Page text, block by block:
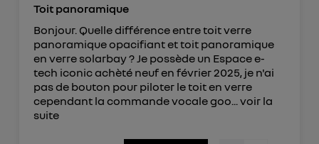
Toit panoramique
Bonjour. Quelle différence entre toit verre
panoramique opacifiant et toit panoramique
en verre solarbay ? Je possède un Espace e-
tech iconic achèté neuf en février 2025, je n'ai
pas de bouton pour piloter le toit en verre
cependant la commande vocale goo... voir la
suite
Vous pouvez à tout moment retirer ce
consentement surle portail d’Utiq("
") ou via la page « gérer Utiq » en bas de ce site.
Pour plus d'informations, veuillez consulterla
Politique d'information sur les données
personnelles d'Utiq.